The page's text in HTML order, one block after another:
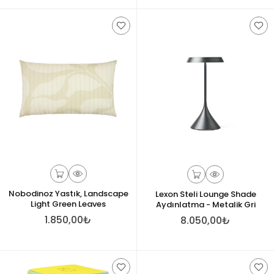
Nobodinoz Yastık, Landscape
Light Green Leaves
1.850,00₺
Lexon Steli Lounge Shade
Aydınlatma - Metalik Gri
8.050,00₺